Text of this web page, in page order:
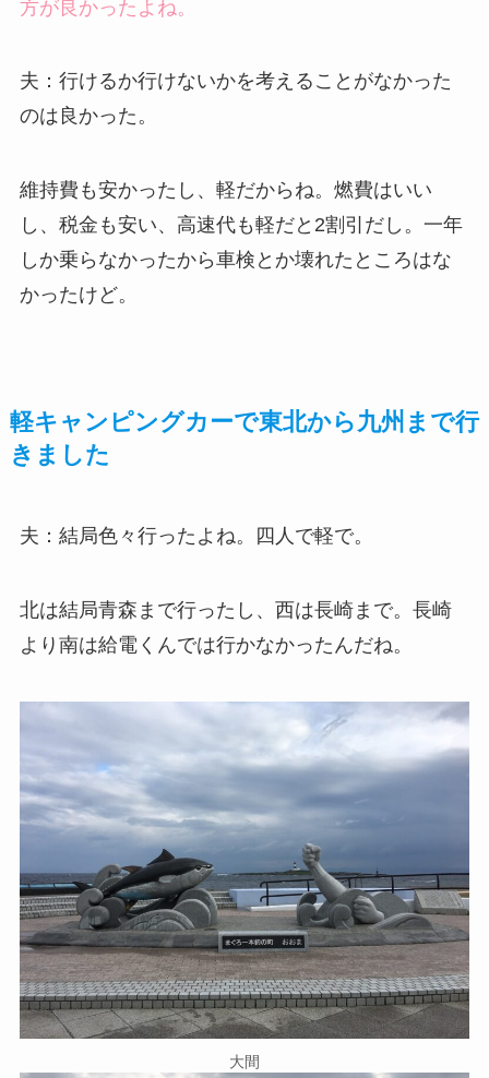
方が良かったよね。
夫：行けるか行けないかを考えることがなかった
のは良かった。
維持費も安かったし、軽だからね。燃費はいい
し、税金も安い、高速代も軽だと2割引だし。一年
しか乗らなかったから車検とか壊れたところはな
かったけど。
軽キャンピングカーで東北から九州まで行
きました
夫：結局色々行ったよね。四人で軽で。
北は結局青森まで行ったし、西は長崎まで。長崎
より南は給電くんでは行かなかったんだね。
大間